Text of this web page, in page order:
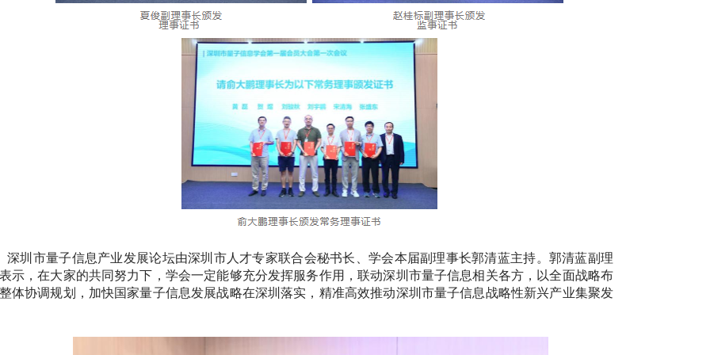
深圳市量子信息产业发展论坛由深圳市人才专家联合会秘书长、学会本届副理事长郭清蓝主持。郭清蓝副理
示，在大家的共同努力下，学会一定能够充分发挥服务作用，联动深圳市量子信息相关各方，以全面战略布
体协调规划，加快国家量子信息发展战略在深圳落实，精准高效推动深圳市量子信息战略性新兴产业集聚发